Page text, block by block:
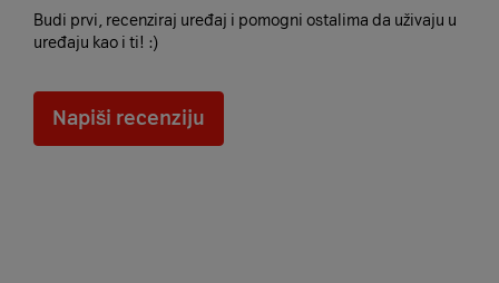
Budi prvi, recenziraj uređaj i pomogni ostalima da uživaju u
uređaju kao i ti! :)
Napiši recenziju